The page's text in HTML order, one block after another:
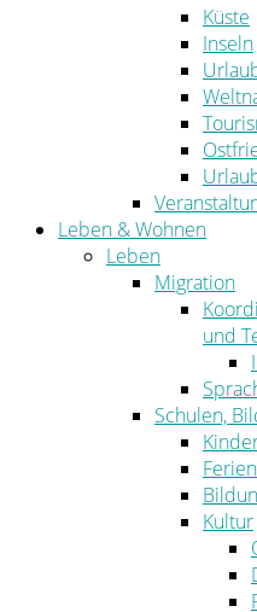
Küste
Inseln
Leben & Wohnen
Leben
Migration
und
Schulen,
Kultur